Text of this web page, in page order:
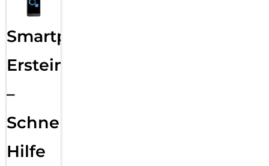
Smartphone
Ersteinrichtung
–
Schnelle
Hilfe